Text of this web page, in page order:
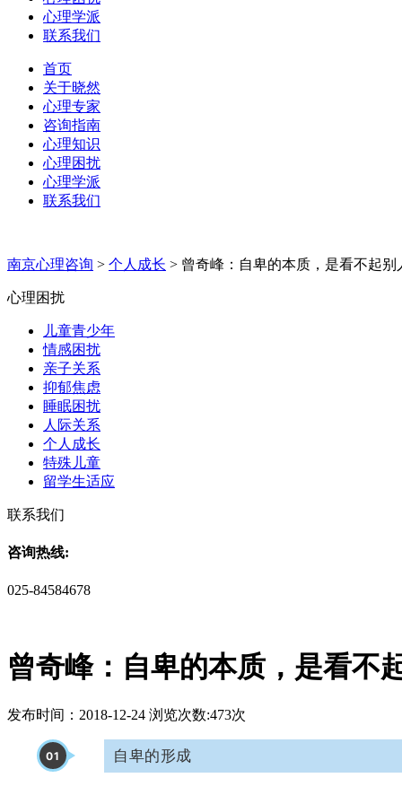
心理学派
联系我们
首页
关于晓然
心理专家
咨询指南
心理知识
心理困扰
心理学派
联系我们
南京心理咨询 > 个人成长 > 曾奇峰：自卑的本质，是看不起别
心理困扰
儿童青少年
情感困扰
亲子关系
抑郁焦虑
睡眠困扰
人际关系
个人成长
特殊儿童
留学生适应
联系我们
咨询热线:
025-84584678
曾奇峰：自卑的本质，是看不
发布时间：2018-12-24 浏览次数:473次
01 自卑的形成